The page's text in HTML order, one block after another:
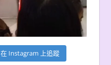
在 Instagram 上追蹤